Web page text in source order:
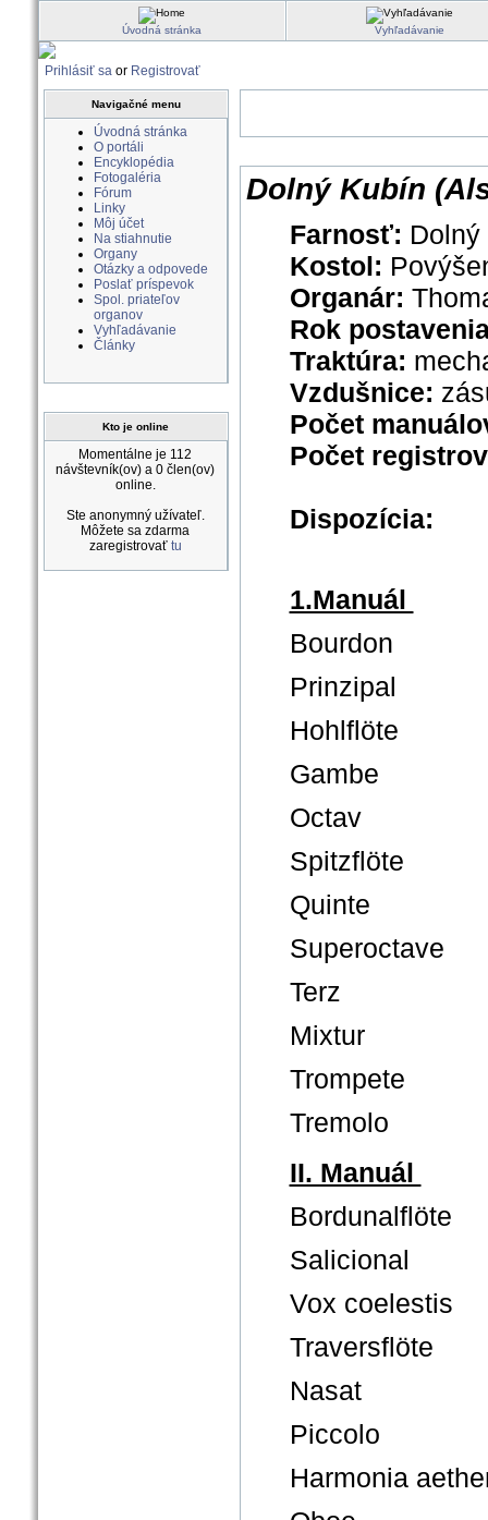
Úvodná stránka Vyhľadávanie
Prihlásiť saor Registrovať
Navigačné menu
Úvodná stránka
O portáli
Encyklopédia
Fotogaléria
Fórum
Linky
Môj účet
Na stiahnutie
Organy
Otázky a odpovede
Poslať príspevok
Spol. priateľov
organov
Vyhľadávanie
Články
Kto je online
Momentálne je 112
návštevník(ov) a 0 člen(ov)
online.
Ste anonymný užívateľ.
Môžete sa zdarma
zaregistrovať tu
Dolný Kubín
Farnosť:
Kostol:
Organár:
Rok
Traktúra:
Vzdušnice:
Počet
Počet
Dispozícia:
1.Manuál
Bourdon
Prinzipal
Hohlflöte
Gambe
Octav
Spitzflöte
Quinte
Superoctave
Terz
Mixtur
Trompete
Tremolo
II. Manuál
Bordunalflöte
Salicional
Vox coelestis
Traversflöte
Nasat
Piccolo
Harmonia